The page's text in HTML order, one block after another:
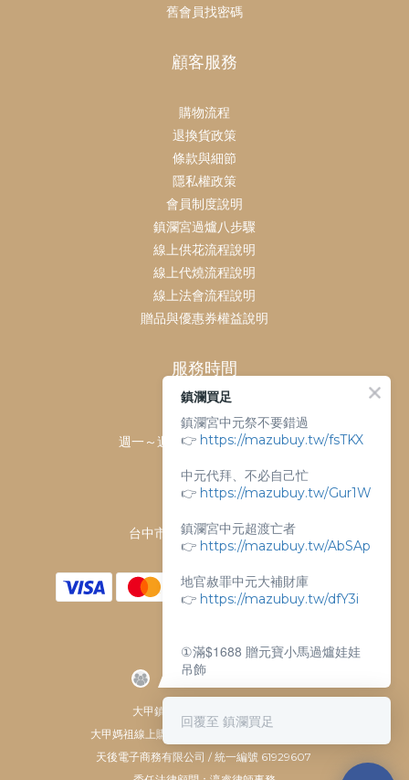
舊會員找密碼
顧客服務
購物流程
退換貨政策
條款與細節
隱私權政策
會員制度說明
鎮瀾宮過爐八步驟
線上供花流程說明
線上代燒流程說明
線上法會流程說明
贈品與優惠券權益說明
服務時間
客服時間：
週一～週日 上午9點～下午6點
04-26763688
台中市大甲區順天路238號
大甲鎮瀾宮唯一指定 官方商城
大甲媽祖線上購物商城 © All Rights Reserved.
天後電子商務有限公司 / 統一編號 61929607
鎮瀾買足
鎮瀾宮中元祭不要錯過
👉 https://mazubuy.tw/fsTKX
中元代拜、不必自己忙
👉 https://mazubuy.tw/Gur1W
鎮瀾宮中元超渡亡者
👉 https://mazubuy.tw/AbSAp
地官赦罪中元大補財庫
👉 https://mazubuy.tw/dfY3i
①滿$1688 贈元寶小馬過爐娃娃
吊飾
新朋友不知道怎麼買嗎？
回覆至 鎮瀾買足